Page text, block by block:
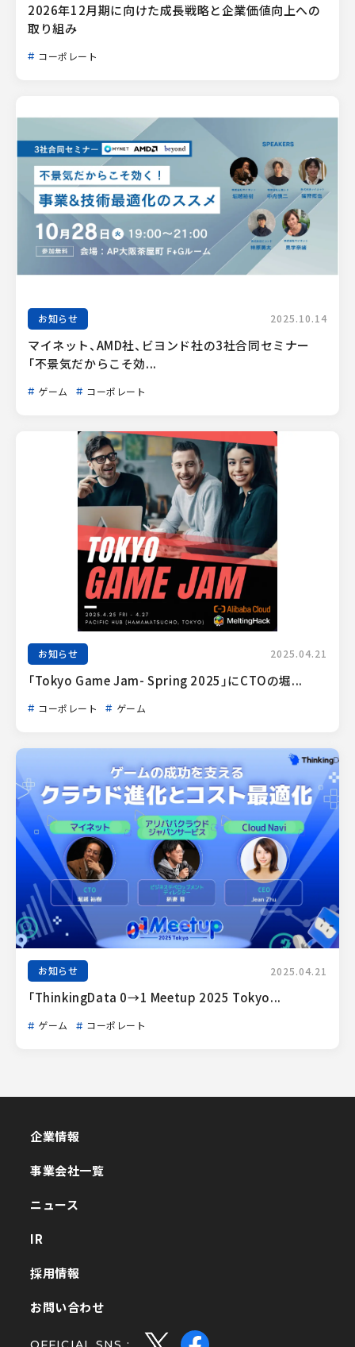
2026年12月期に向けた成長戦略と企業価値向上への
取り組み
コーポレート
お知らせ 2025.10.14
マイネット、AMD社、ビヨンド社の3社合同セミナー
「不景気だからこそ効...
ゲーム コーポレート
お知らせ 2025.04.21
「Tokyo Game Jam- Spring 2025」にCTOの堀...
コーポレート ゲーム
お知らせ 2025.04.21
「ThinkingData 0→1 Meetup 2025 Tokyo...
ゲーム コーポレート
企業情報
事業会社一覧
ニュース
IR
採用情報
お問い合わせ